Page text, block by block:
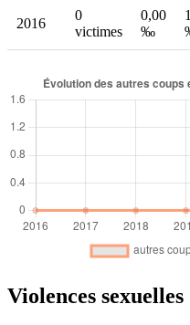
2016
0
victimes
0,00
‰
Violences sexuelles